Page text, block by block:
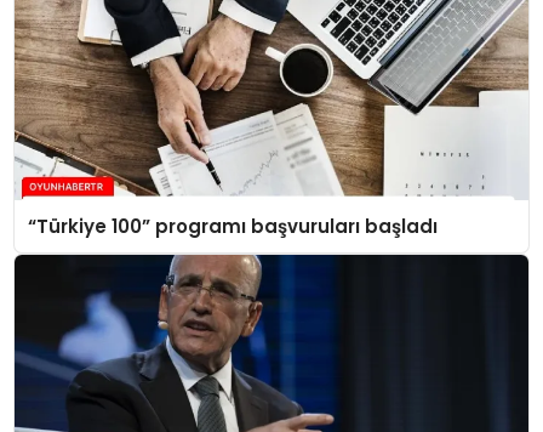
“Türkiye 100” programı başvuruları başladı